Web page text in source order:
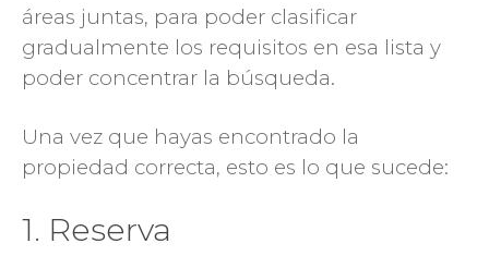
áreas juntas, para poder clasificar
gradualmente los requisitos en esa lista y
poder concentrar la búsqueda.
Una vez que hayas encontrado la
propiedad correcta, esto es lo que sucede:
1. Reserva